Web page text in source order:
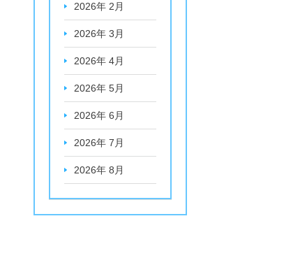
2026年 2月
2026年 3月
2026年 4月
2026年 5月
2026年 6月
2026年 7月
2026年 8月